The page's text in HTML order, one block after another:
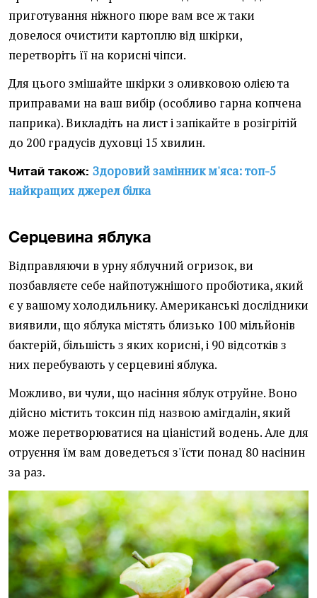
приготування ніжного пюре вам все ж таки
довелося очистити картоплю від шкірки,
перетворіть її на корисні чіпси.
Для цього змішайте шкірки з оливковою олією та
приправами на ваш вибір (особливо гарна копчена
паприка). Викладіть на лист і запікайте в розігрітій
до 200 градусів духовці 15 хвилин.
Читай також: Здоровий замінник м'яса: топ-5
найкращих джерел білка
Серцевина яблука
Відправляючи в урну яблучний огризок, ви
позбавляєте себе найпотужнішого пробіотика, який
є у вашому холодильнику. Американські дослідники
виявили, що яблука містять близько 100 мільйонів
бактерій, більшість з яких корисні, і 90 відсотків з
них перебувають у серцевині яблука.
Можливо, ви чули, що насіння яблук отруйне. Воно
дійсно містить токсин під назвою амігдалін, який
може перетворюватися на ціаністий водень. Але для
отруєння їм вам доведеться з'їсти понад 80 насінин
за раз.